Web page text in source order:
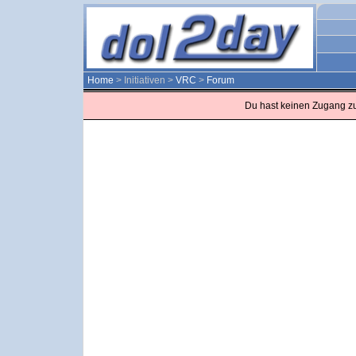
Home > Initiativen > VRC > Forum
Du hast keinen Zugang